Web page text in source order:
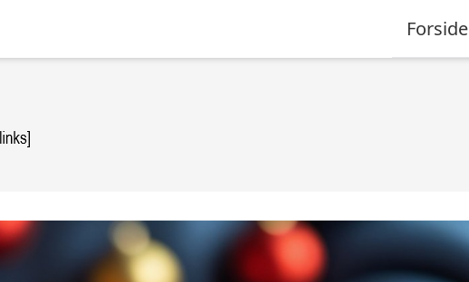
Forside